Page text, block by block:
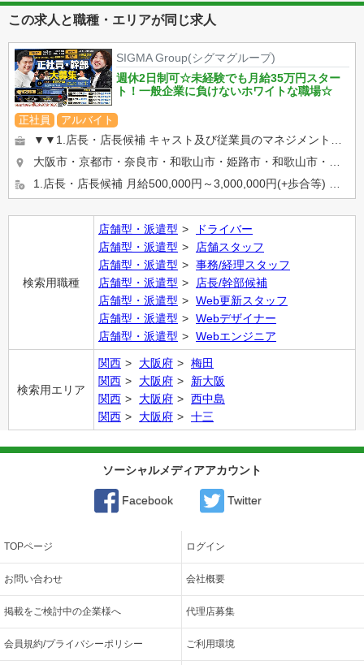
この求人と職種・エリアが同じ求人
SIGMA Group(シグマグループ)
週休2日制可☆未経験でも月給35万円スター
ト！一般企業に負けないホワイトな職場☆
正社員 アルバイト
検索用職種
店舗型・派遣型
ドライバー
店舗型・派遣型
店舗スタッフ
店舗型・派遣型
事務/経理スタッフ
店舗型・派遣型
店長/幹部候補
店舗型・派遣型
Web更新スタッフ
店舗型・派遣型
Webデザイナー
店舗型・派遣型
Webエンジニア
検索用エリア
関西 大阪府
梅田
関西
大阪府
新大阪
関西
大阪府
西中島
関西
大阪府 十三
ソーシャルメディアアカウント
Facebook Twitter
TOPページ ログイン
お問い合わせ 会社概要
掲載をご検討中の企業様へ 代理店募集
会員規約/プライバシーポリシー ご利用環境